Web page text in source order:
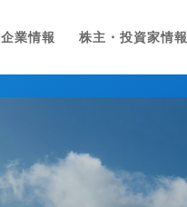
企業情報 株主・投資家情報